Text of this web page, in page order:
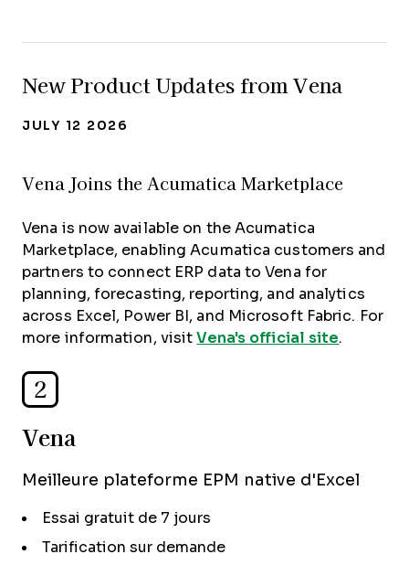
2
Vena
Meilleure plateforme EPM native d'Excel
Essai gratuit de 7 jours
Tarification sur demande
New Product Updates from Vena
JULY 12 2026
Vena Joins the Acumatica Marketplace
Vena is now available on the Acumatica
Marketplace, enabling Acumatica customers and
partners to connect ERP data to Vena for
planning, forecasting, reporting, and analytics
across Excel, Power BI, and Microsoft Fabric. For
more information, visitVena's official site.